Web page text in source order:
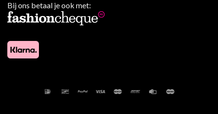
Bij ons betaal je ook met: